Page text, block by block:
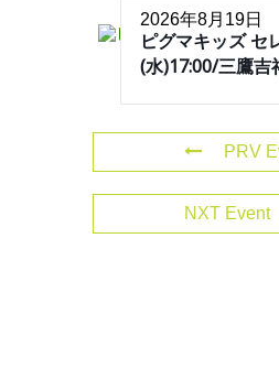
2026年8月19日
ピグマキッズ セ
(水)17:00/三鷹吉
PRV
NXT Event